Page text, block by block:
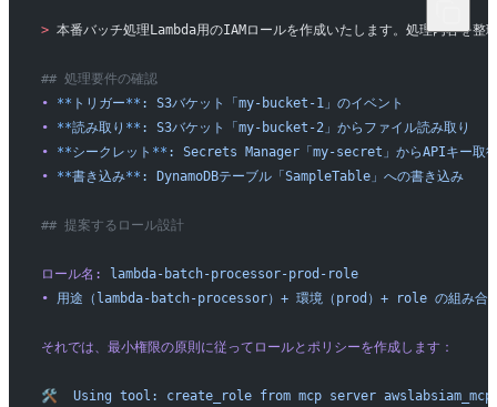
> 本番バッチ処理Lambda用のIAMロールを作成いたします。処理内容を整
## 処理要件の確認
• ** トリガー** :
S3バケット「my-bucket-1」のイベント
• **読み取り ** :
S3バケット「my-bucket-2」からファイル読み取り
• **シークレット ** : Secrets Manager「my-secret」からAPIキー取
• **書き込み** : DynamoDBテーブル「SampleTable」への書き込み
## 提案するロール設計
ロール名:
lambda-batch-processor-prod-role
• 用途（lambda-batch-processor）+ 環境（prod）+ role の組み合
それでは、最小権限の原則に従ってロールとポリシーを作成します：
🛠️
  Using
tool: create_role from mcp server